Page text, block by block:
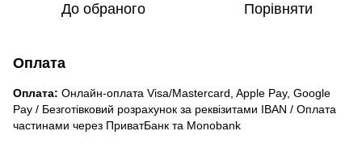
До обраного Порівняти
Оплата
Оплата: Онлайн-оплата Visa/Mastercard, Apple Pay, Google
Pay / Безготівковий розрахунок за реквізитами IBAN / Оплата
частинами через ПриватБанк та Monobank